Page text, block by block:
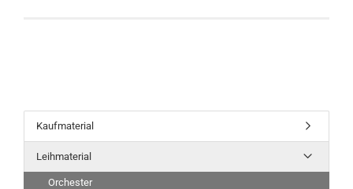
Kaufmaterial
Leihmaterial
Orchester